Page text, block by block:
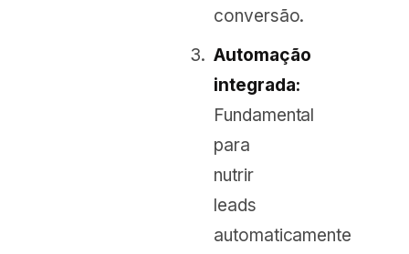
conversão.
Automação
integrada:
Fundamental
para
nutrir
leads
automaticamente